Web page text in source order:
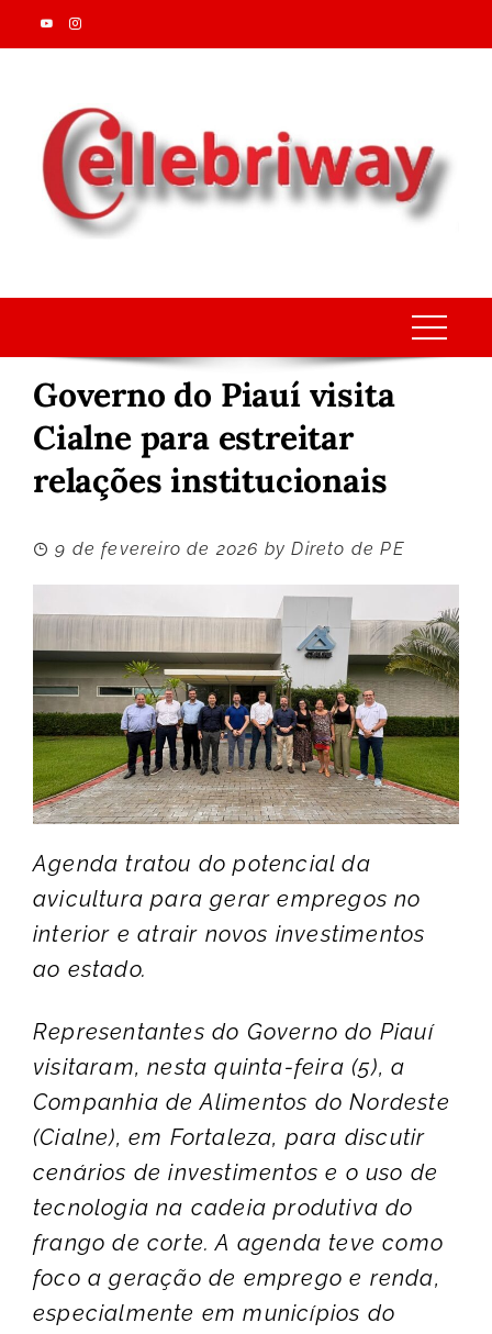
Skip
to
Governo do Piauí visita
Cialne para estreitar
relações institucionais
9 de fevereiro de 2026 byDireto de PE
Agenda tratou do potencial da
avicultura para gerar empregos no
interior e atrair novos investimentos
ao estado.
Representantes do Governo do Piauí
visitaram, nesta quinta-feira (5), a
Companhia de Alimentos do Nordeste
(Cialne), em Fortaleza, para discutir
cenários de investimentos e o uso de
tecnologia na cadeia produtiva do
frango de corte. A agenda teve como
foco a geração de emprego e renda,
especialmente em municípios do